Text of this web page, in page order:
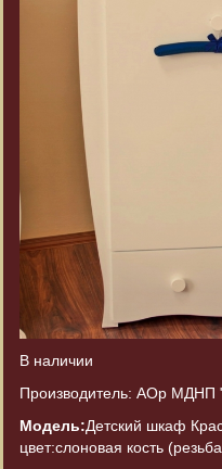
В наличии
Производитель: АОр МДНП
Модель:Детский шкаф
цвет:слоновая кость